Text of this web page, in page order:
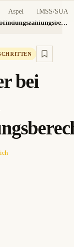
Aspel IMSS/SUA
Aspel NOI: Fehler bei Abfindungs- und Abfindungszahlungsberechnung
bei